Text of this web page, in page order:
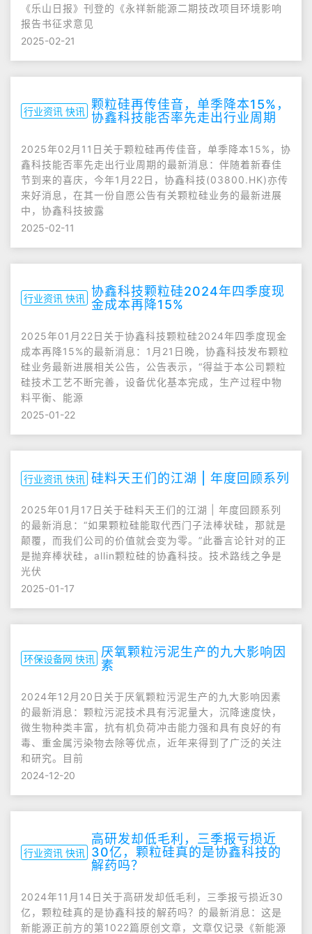
《乐山日报》刊登的《永祥新能源二期技改项目环境影响
报告书征求意见
2025-02-21
行业资讯 快讯 颗粒硅再传佳音，单季降本15%，
协鑫科技能否率先走出行业周期
2025年02月11日关于颗粒硅再传佳音，单季降本15%，协
鑫科技能否率先走出行业周期的最新消息：伴随着新春佳
节到来的喜庆，今年1月22日，协鑫科技(03800.HK)亦传
来好消息，在其一份自愿公告有关颗粒硅业务的最新进展
中，协鑫科技披露
2025-02-11
行业资讯 快讯 协鑫科技颗粒硅2024年四季度现
金成本再降15%
2025年01月22日关于协鑫科技颗粒硅2024年四季度现金
成本再降15%的最新消息：1月21日晚，协鑫科技发布颗粒
硅业务最新进展相关公告，公告表示，“得益于本公司颗粒
硅技术工艺不断完善，设备优化基本完成，生产过程中物
料平衡、能源
2025-01-22
行业资讯 快讯 硅料天王们的江湖 | 年度回顾系列
2025年01月17日关于硅料天王们的江湖 | 年度回顾系列
的最新消息：“如果颗粒硅能取代西门子法棒状硅，那就是
颠覆，而我们公司的价值就会变为零。”此番言论针对的正
是抛弃棒状硅，allin颗粒硅的协鑫科技。技术路线之争是
光伏
2025-01-17
环保设备网 快讯 厌氧颗粒污泥生产的九大影响因
素
2024年12月20日关于厌氧颗粒污泥生产的九大影响因素
的最新消息：颗粒污泥技术具有污泥量大，沉降速度快，
微生物种类丰富，抗有机负荷冲击能力强和具有良好的有
毒、重金属污染物去除等优点，近年来得到了广泛的关注
和研究。目前
2024-12-20
行业资讯 快讯
高研发却低毛利，三季报亏损近
30亿，颗粒硅真的是协鑫科技的
解药吗？
2024年11月14日关于高研发却低毛利，三季报亏损近30
亿，颗粒硅真的是协鑫科技的解药吗？的最新消息：这是
新能源正前方的第1022篇原创文章，文章仅记录《新能源